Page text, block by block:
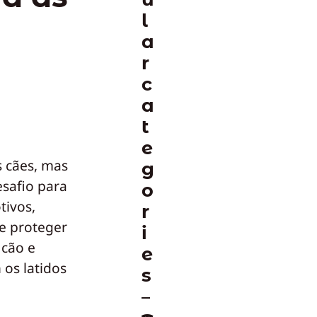
mas
para
proteger
e
os latidos
l
a
r
c
a
t
e
g
o
r
i
e
s